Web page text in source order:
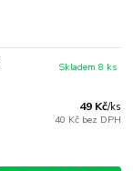
49 Kč/ks
40 Kč bez DPH
Skladem 8 ks